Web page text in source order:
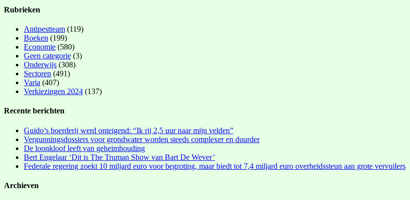
Rubrieken
Antipestteam (119)
Boeken (199)
Economie (580)
Geen categorie (3)
Onderwijs (308)
Sectoren (491)
Varia (407)
Verkiezingen 2024 (137)
Recente berichten
Guido’s boerderij werd onteigend: “Ik rij 2,5 uur naar mijn velden”
Vergunningsdossiers voor grondwater worden steeds complexer en duurder
De loonkloof leeft van geheimhouding
Bert Engelaar ‘Dit is The Truman Show van Bart De Wever’
Federale regering zoekt 10 miljard euro voor begroting, maar biedt tot 7,4 miljard euro overheidssteun aan grote vervuilers
Archieven